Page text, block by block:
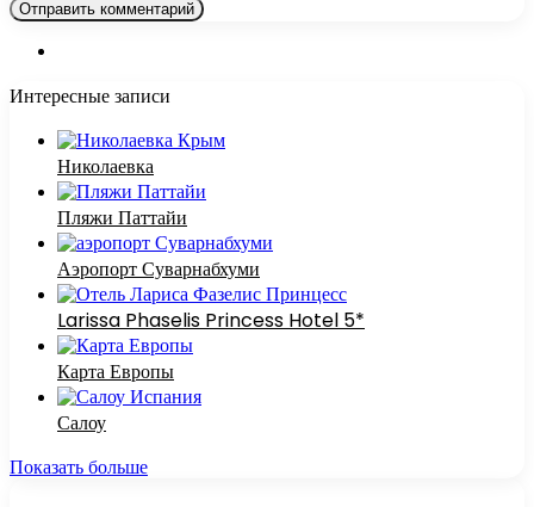
Интересные записи
Николаевка
Пляжи Паттайи
Аэропорт Суварнабхуми
Larissa Phaselis Princess Hotel 5*
Карта Европы
Салоу
Показать больше